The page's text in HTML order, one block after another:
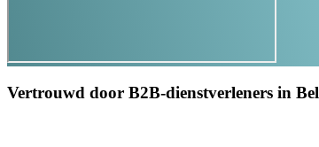
Vertrouwd door B2B-dienstverleners in